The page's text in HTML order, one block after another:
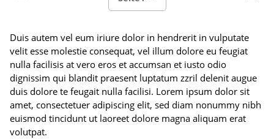
Duis autem vel eum iriure dolor in hendrerit in vulputate
velit esse molestie consequat, vel illum dolore eu feugiat
nulla facilisis at vero eros et accumsan et iusto odio
dignissim qui blandit praesent luptatum zzril delenit augue
duis dolore te feugait nulla facilisi. Lorem ipsum dolor sit
amet, consectetuer adipiscing elit, sed diam nonummy nibh
euismod tincidunt ut laoreet dolore magna aliquam erat
volutpat.